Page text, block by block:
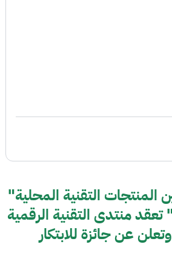
التقنية المحلية"
منتدى التقنية الرقمية
عن جائزة للابتكار